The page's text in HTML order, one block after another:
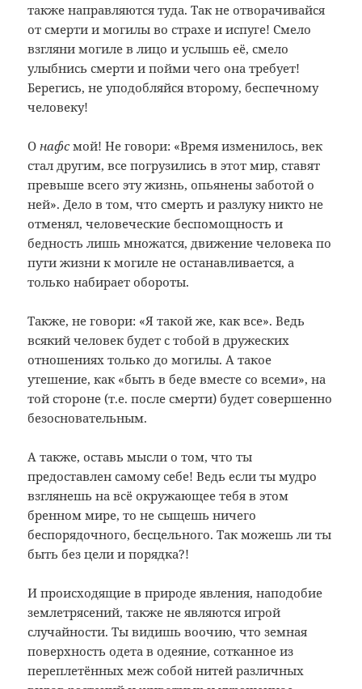
также направляются туда. Так не отворачивайся
от смерти и могилы во страхе и испуге! Смело
взгляни могиле в лицо и услышь её, смело
улыбнись смерти и пойми чего она требует!
Берегись, не уподобляйся второму, беспечному
человеку!
Онафсмой! Не говори: «Время изменилось, век
стал другим, все погрузились в этот мир, ставят
превыше всего эту жизнь, опьянены заботой о
ней». Дело в том, что смерть и разлуку никто не
отменял, человеческие беспомощность и
бедность лишь множатся, движение человека по
пути жизни к могиле не останавливается, а
только набирает обороты.
Также, не говори: «Я такой же, как все». Ведь
всякий человек будет с тобой в дружеских
отношениях только до могилы. А такое
утешение, как «быть в беде вместе со всеми», на
той стороне (т.е. после смерти) будет совершенно
безосновательным.
А также, оставь мысли о том, что ты
предоставлен самому себе! Ведь если ты мудро
взглянешь на всё окружающее тебя в этом
бренном мире, то не сыщешь ничего
беспорядочного, бесцельного. Так можешь ли ты
быть без цели и порядка?!
И происходящие в природе явления, наподобие
землетрясений, также не являются игрой
случайности. Ты видишь воочию, что земная
поверхность одета в одеяние, сотканное из
переплетённых меж собой нитей различных